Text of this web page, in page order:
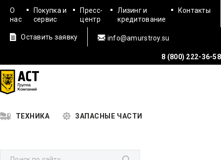
О
нас
Покупка и
сервис
Пресс-
центр
Лизинг и
кредитование
Контакты
Оставить заявку info@amurstroy.su
8 (800) 222-36-58
ТЕХНИКА ЗАПАСНЫЕ ЧАСТИ